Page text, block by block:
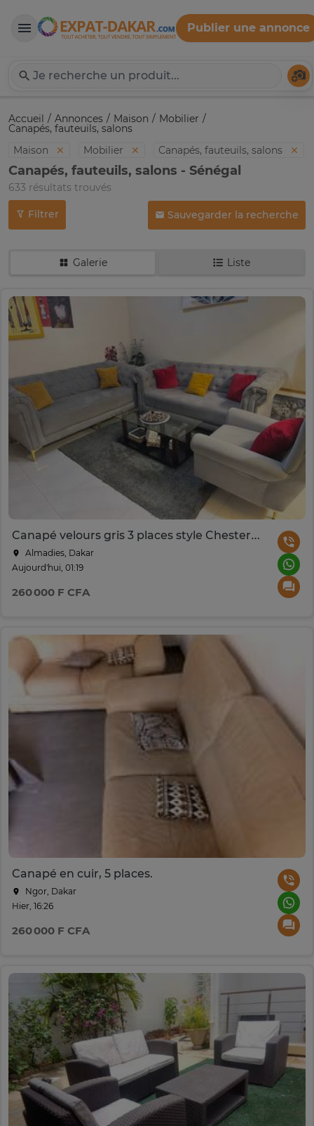
Expat-Dakar
Publier une annonce
Accueil Annonces Maison Mobilier
Canapés, fauteuils, salons
Maison
Mobilier Canapés, fauteuils, salons
Canapés, fauteuils, salons - Sénégal
633 résultats trouvés
Filtrer Sauvegarder la recherche
Galerie Liste
Canapé velours gris 3 places style Chesterfield
Almadies, Dakar
Aujourd'hui, 01:19
260 000 F CFA
Canapé en cuir, 5 places.
Ngor, Dakar
Hier, 16:26
260 000 F CFA